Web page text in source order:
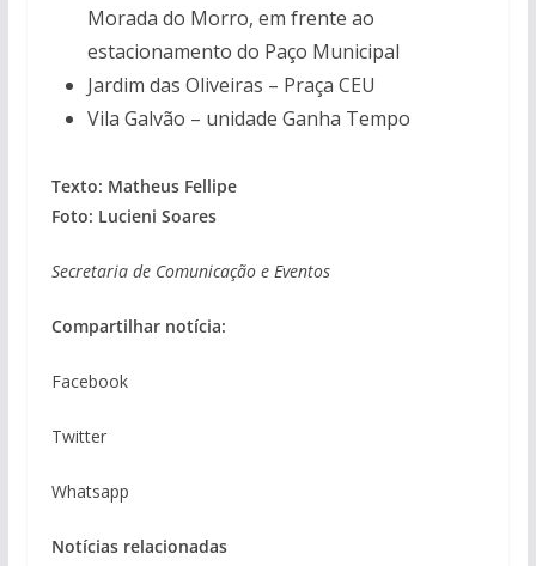
Morada do Morro, em frente ao
estacionamento do Paço Municipal
Jardim das Oliveiras – Praça CEU
Vila Galvão – unidade Ganha Tempo
Texto: Matheus Fellipe
Foto: Lucieni Soares
Secretaria de Comunicação e Eventos
Compartilhar notícia:
Facebook
Twitter
Whatsapp
Notícias relacionadas